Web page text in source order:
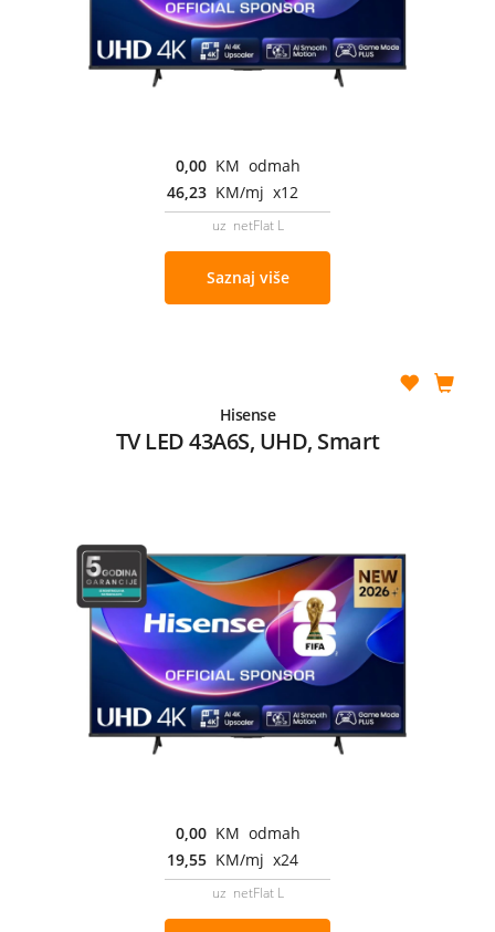
0,00 KM odmah
46,23 KM/mj x12
uz netFlat L
Saznaj više
Hisense
TV LED 43A6S, UHD, Smart
0,00 KM odmah
19,55 KM/mj x24
uz netFlat L